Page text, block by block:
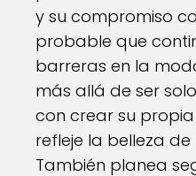
y su compromiso
probable que
barreras en la
más allá de ser
con crear su
refleje la belleza
También planea